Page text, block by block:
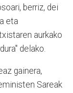
berriz, dei
eta
aurkako
delako.
gainera,
Sareak